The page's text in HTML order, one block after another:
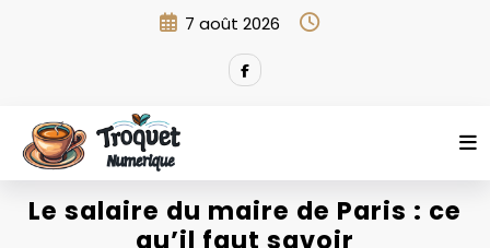
7 août 2026
Le salaire du maire de Paris : ce
qu’il faut savoir